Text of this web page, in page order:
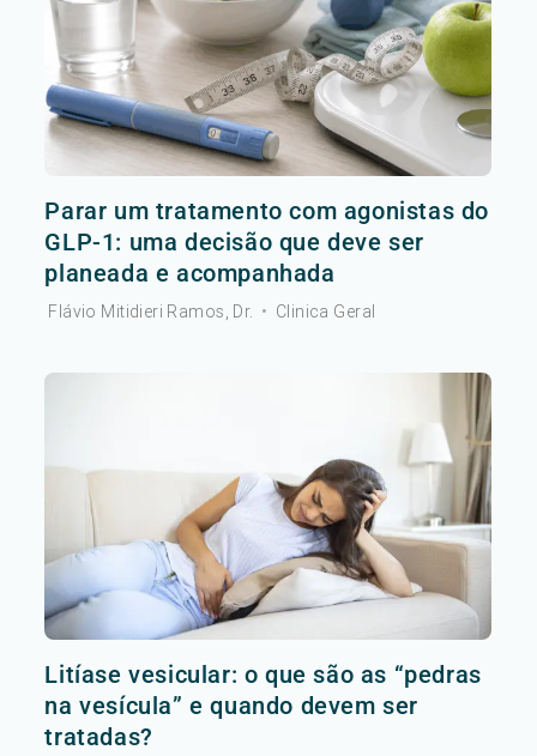
Parar um tratamento com agonistas do
GLP-1: uma decisão que deve ser
planeada e acompanhada
Flávio Mitidieri Ramos, Dr. • Clinica Geral
Litíase vesicular: o que são as “pedras
na vesícula” e quando devem ser
tratadas?